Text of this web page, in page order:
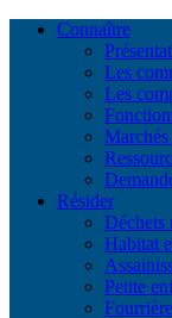
Connaître
Les
Les
Résider
Déchets
Habitat
Petite